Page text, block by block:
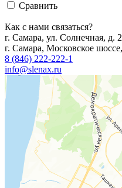
Сравнить
Как с нами связаться?
г. Самара, ул. Солнечная, д.
г. Самара, Московское
8 (846) 222-222-1
info@slenax.ru